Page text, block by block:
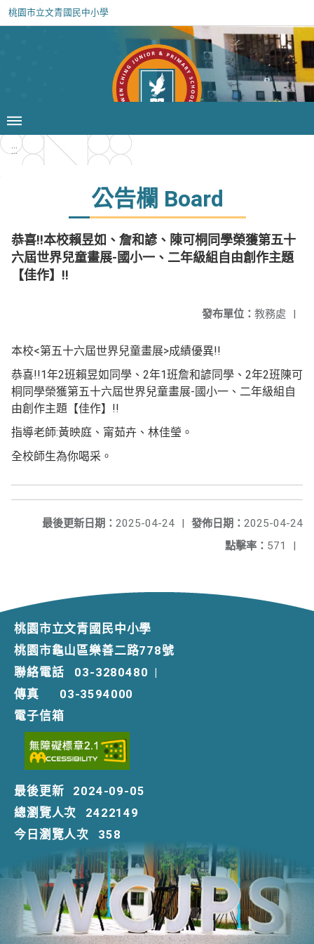
桃園市立文青國民中小學
:::
公告欄 Board
恭喜!!本校賴昱如、詹和諺、陳可桐同學榮獲第五十
六屆世界兒童畫展-國小一、二年級組自由創作主題
【佳作】!!
發布單位： 教務處 |
本校<第五十六屆世界兒童畫展>成績優異!!
恭喜!!1年2班賴昱如同學、2年1班詹和諺同學、2年2班陳可
桐同學榮獲第五十六屆世界兒童畫展-國小一、二年級組自
由創作主題【佳作】!!
指導老師:黃映庭、甯茹卉、林佳瑩。
全校師生為你喝采。
發佈日期： 2025-04-24
最後更新日期： 2025-04-24
|
點擊率： 571 |
桃園市立文青國民中小學
桃園市龜山區樂善二路778號
聯絡電話
03-3280480 |
傳真
03-3594000
電子信箱
最後更新
2024-09-05
總瀏覽人次
2422149
今日瀏覽人次
358